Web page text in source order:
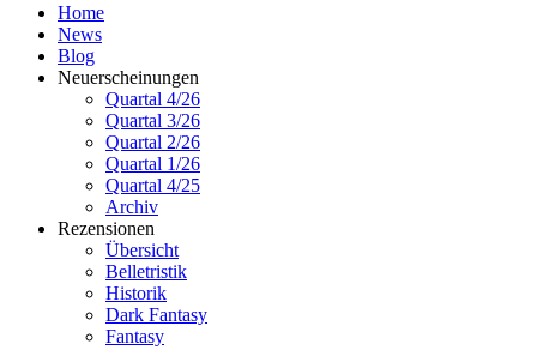
Home
News
Blog
Neuerscheinungen
Quartal 4/26
Quartal 3/26
Quartal 2/26
Quartal 1/26
Quartal 4/25
Archiv
Rezensionen
Übersicht
Belletristik
Historik
Dark Fantasy
Fantasy